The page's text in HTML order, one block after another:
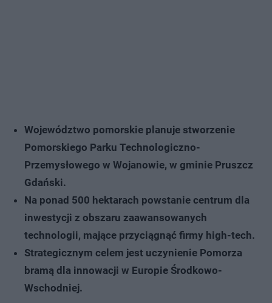
Województwo pomorskie planuje stworzenie
Pomorskiego Parku Technologiczno-
Przemysłowego w Wojanowie, w gminie Pruszcz
Gdański.
Na ponad 500 hektarach powstanie centrum dla
inwestycji z obszaru zaawansowanych
technologii, mające przyciągnąć firmy high-tech.
Strategicznym celem jest uczynienie Pomorza
bramą dla innowacji w Europie Środkowo-
Wschodniej.